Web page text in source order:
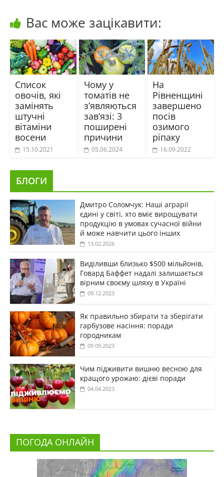
Вас може зацікавити:
Список
овочів, які
замінять
штучні
вітаміни
восени
15.10.2021
Чому у
томатів не
з’являються
зав’язі: 3
поширені
причини
05.06.2024
На
Рівненщині
завершено
посів
озимого
ріпаку
16.09.2022
БЛОГИ
Дмитро Соломчук: Наші аграрії
єдині у світі, хто вміє вирощувати
продукцію в умовах сучасної війни
й може навчити цього інших
13.02.2026
Виділивши близько $500 мільйонів,
Говард Баффет надалі залишається
вірним своєму шляху в Україні
09.12.2023
Як правильно збирати та зберігати
гарбузове насіння: поради
городникам
09.09.2023
Чим підживити вишню весною для
кращого урожаю: дієві поради
04.04.2023
ПОГОДА ОНЛАЙН